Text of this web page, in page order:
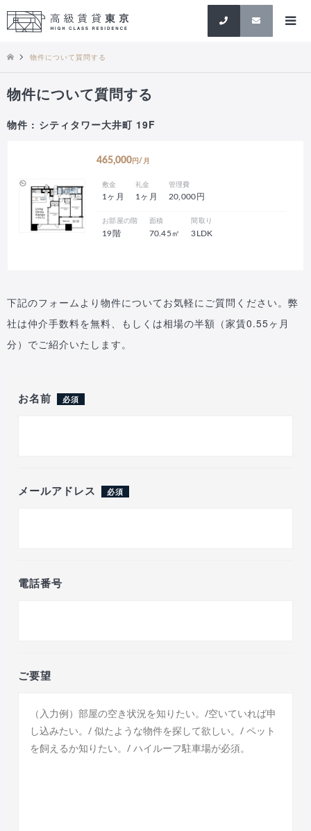
検索
物件について質問する
物件について質問する
物件 : シティタワー大井町 19F
465,000 円/月
敷金
1ヶ月
礼金
1ヶ月
管理費
20,000円
お部屋の階
19階
面積
70.45㎡
間取り
3LDK
下記のフォームより物件についてお気軽にご質問ください。弊
社は仲介手数料を無料、もしくは相場の半額（家賃0.55ヶ月
分）でご紹介いたします。
お名前 必須
メールアドレス 必須
電話番号
ご要望